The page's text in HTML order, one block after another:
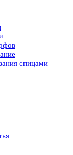
спицами